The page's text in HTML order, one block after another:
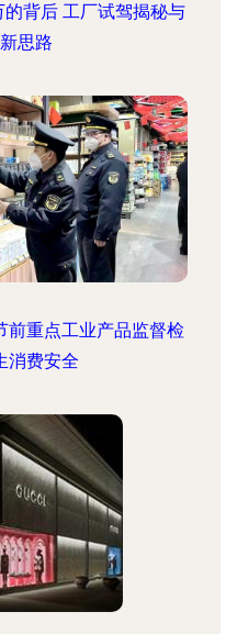
背后 工厂试驾揭秘与
思路
前重点工业产品监督检
消费安全